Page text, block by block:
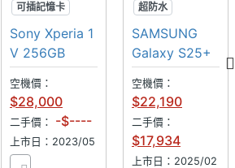
可插記憶卡
超強夜拍
超防水
Sony Xperia 1
V 256GB
空機價：
$28,000
二手價： -$----
上市日：2023/05
超防水
專業攝影
AI手機
SAMSUNG
Galaxy S25+
空機價：
$22,190
二手價：
$17,934
上市日：2025/02